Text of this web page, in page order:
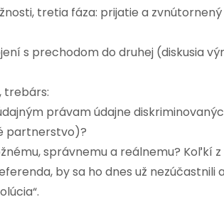
tretia fáza: prijatie a
s prechodom do druhej (diskusia
trebárs:
právam údajne
partnerstvo)?
správnemu a reálnemu? Koľkí z
by sa ho dnes už nezúčastnili